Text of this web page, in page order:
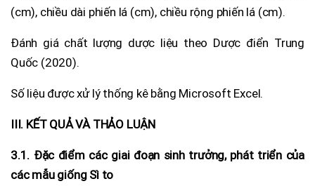
(cm), chiều dài phiến lá (cm), chiều rộng phiến lá (cm).
Đánh giá chất lượng dược liệu theo Dược điển Trung
Quốc (2020).
Số liệu được xử lý thống kê bằng Microsoft Excel.
III. KẾT QUẢ VÀ THẢO LUẬN
3.1. Đặc điểm các giai đoạn sinh trưởng, phát triển của
các mẫu giống Sì to